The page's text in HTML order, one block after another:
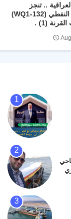
.. تنجز
استصلاح البئر النفطي (WQ1-132)
(1) .
.